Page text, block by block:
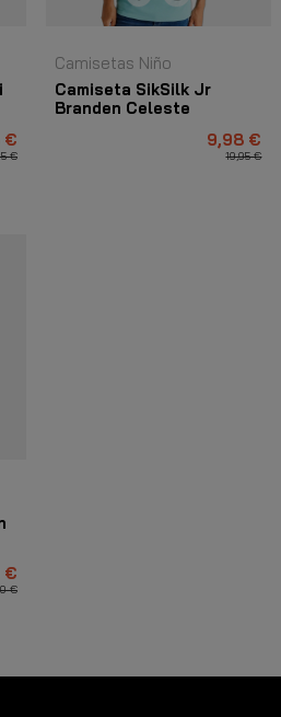
€
€
Camisetas Niño
Camiseta SikSilk Jr
Branden Celeste
9,98 €
19,95 €
€
€